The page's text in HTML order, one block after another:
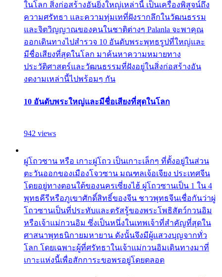
ในโลก สิ่งก่อสร้างอันยิ่งใหญ่เหล่านี้ เป็นเครื่องพิสูจน์ถึง
ความศรัทธา และความทุ่มเทที่ฝังรากลึกในวัฒนธรรม
และจิตวิญญาณของคนในชาติต่างๆ Palanla จะพาคุณ
ออกเดินทางไปสำรวจ 10 อันดับพระพุทธรูปที่ใหญ่และ
มีชื่อเสียงที่สุดในโลก มาค้นหาความหมายทาง
ประวัติศาสตร์และวัฒนธรรมที่ฝังอยู่ในสิ่งก่อสร้างอัน
งดงามเหล่านี้ไปพร้อมๆ กัน
10 อันดับพระใหญ่และมีชื่อเสียงที่สุดในโลก
942 views
ผู่โถวซาน หรือ เกาะผู่โถว เป็นเกาะเล็กๆ ที่ตั้งอยู่ในส่วน
ตะวันออกของเมืองโจวซาน มณฑลเจ้อเจียง ประเทศจีน
โดยอยู่ทางตอนใต้ของนครเซี่ยงไฮ้ ผู่โถวซานเป็น 1 ใน 4
พุทธคีรีหรือภูเขาศักดิ์สิทธิ์ของจีน ชาวพุทธจีนเชื่อกันว่าผู่
โถวซานเป็นที่ประทับและตรัสรู้ของพระโพธิสัตว์กวนอิม
หรือเจ้าแม่กวนอิม ซึ่งเป็นหนึ่งในเทพเจ้าที่สำคัญที่สุดใน
ศาสนาพุทธนิกายมหายาน ดังนั้นจึงมีผู้แสวงบุญจากทั่ว
โลก โดยเฉพาะผู้ที่ศรัทธาในเจ้าแม่กวนอิมเดินทางมาที่
เกาะแห่งนี้เพื่อสักการะขอพรอยู่โดยตลอด